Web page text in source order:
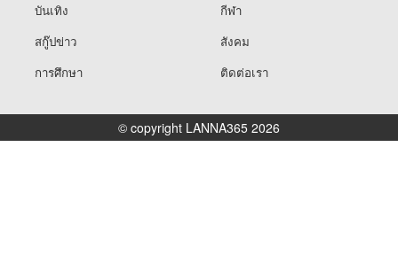
บันเทิง
กีฬา
สกู๊ปข่าว
สังคม
การศึกษา
ติดต่อเรา
© copyright LANNA365 2026